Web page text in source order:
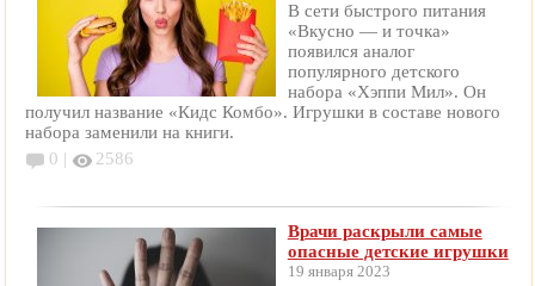
В сети быстрого питания
«Вкусно — и точка»
появился аналог
популярного детского
набора «Хэппи Мил». Он
получил название «Кидс Комбо». Игрушки в составе нового
набора заменили на книги.
0 |
2586
Врачи раскрыли самые
опасные детские игрушки
19 января 2023